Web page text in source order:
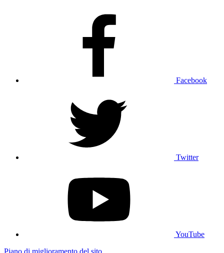
Facebook
Twitter
YouTube
Piano di miglioramento del sito